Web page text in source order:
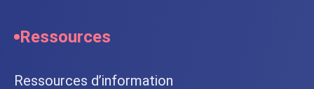
Ressources
Ressources d’information